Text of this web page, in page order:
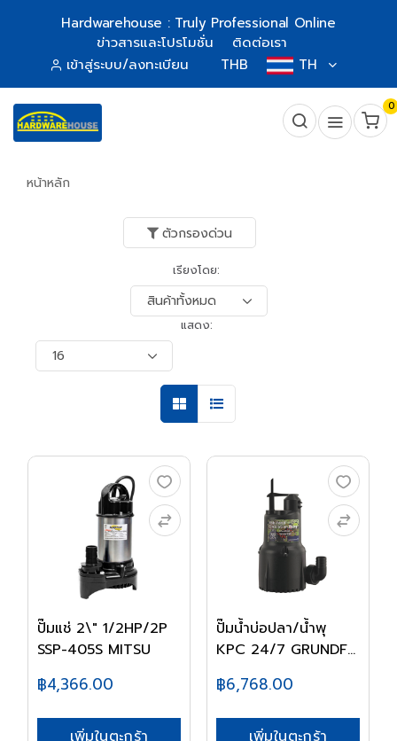
Hardwarehouse : Truly Professional Online
ข่าวสารและโปรโมชั่น
ติดต่อเรา
เข้าสู่ระบบ/ลงทะเบียน
THB TH
0
หน้าหลัก
ตัวกรองด่วน
เรียงโดย:
แสดง:
ปั๊มแช่ 2\" 1/2HP/2P
SSP-405S MITSU
฿4,366.00
เพิ่มในตะกร้า
ปั๊มน้ำบ่อปลา/น้ำพุ
KPC 24/7 GRUNDF...
฿6,768.00
เพิ่มในตะกร้า